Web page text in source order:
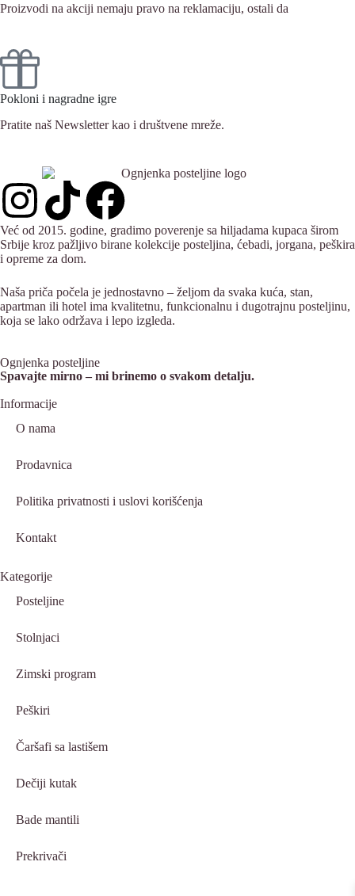
Proizvodi na akciji nemaju pravo na reklamaciju, ostali da
Pokloni i nagradne igre
Pratite naš Newsletter kao i društvene mreže.
Već od 2015. godine, gradimo poverenje sa hiljadama kupaca širom
Srbije kroz pažljivo birane kolekcije posteljina, ćebadi, jorgana, peškira
i opreme za dom.
Naša priča počela je jednostavno – željom da svaka kuća, stan,
apartman ili hotel ima kvalitetnu, funkcionalnu i dugotrajnu posteljinu,
koja se lako održava i lepo izgleda.
Ognjenka posteljine
Spavajte mirno – mi brinemo o svakom detalju.
Informacije
O nama
Prodavnica
Politika privatnosti i uslovi korišćenja
Kontakt
Kategorije
Posteljine
Stolnjaci
Zimski program
Peškiri
Čaršafi sa lastišem
Dečiji kutak
Bade mantili
Prekrivači